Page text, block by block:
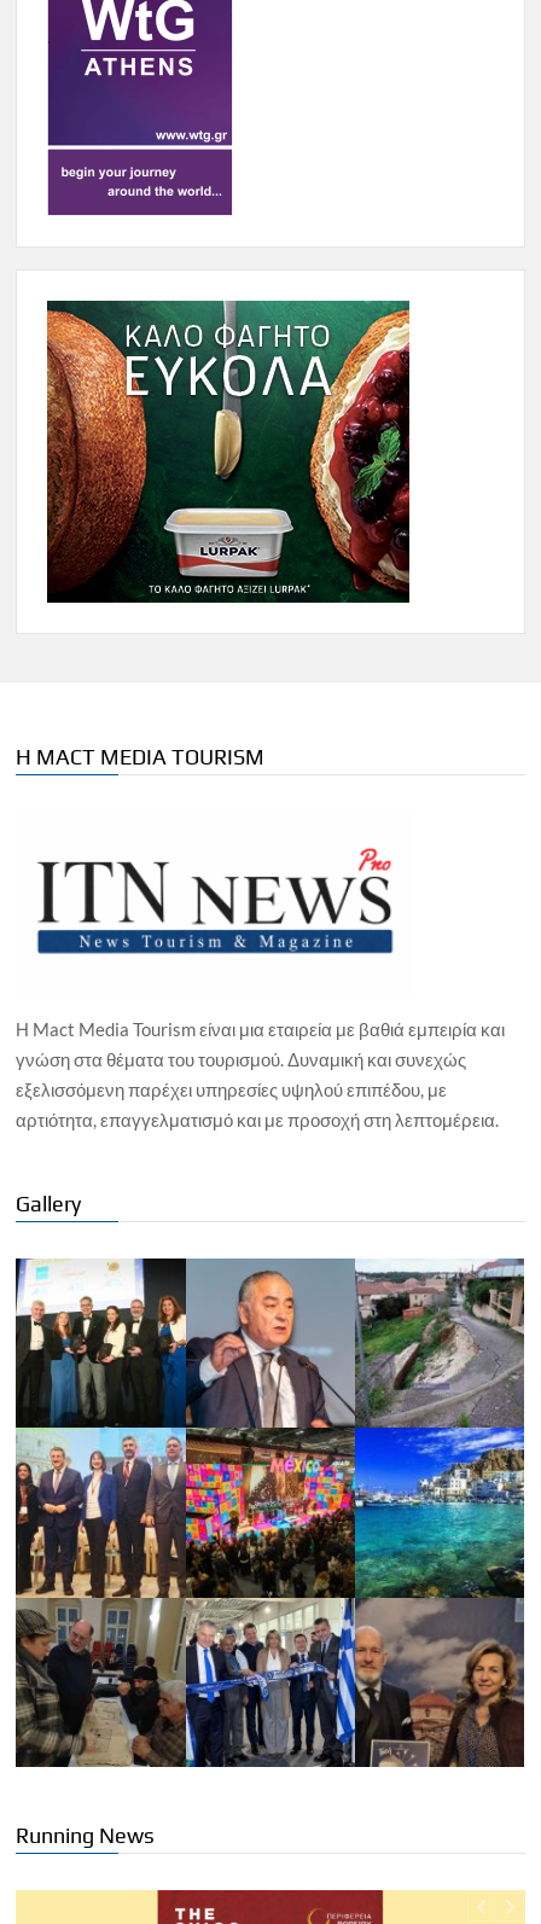
Η MACT MEDIA TOURISM
Η Mact Media Tourism είναι μια εταιρεία με βαθιά εμπειρία και
γνώση στα θέματα του τουρισμού. Δυναμική και συνεχώς
εξελισσόμενη παρέχει υπηρεσίες υψηλού επιπέδου, με
αρτιότητα, επαγγελματισμό και με προσοχή στη λεπτομέρεια.
Gallery
Running News